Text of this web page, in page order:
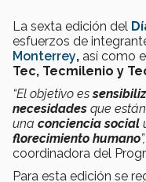
La sexta edición del
esfuerzos de
Monterrey, así como
Tec, Tecmilenio y
“El objetivo es
necesidades que
una conciencia social
florecimiento humano”,
coordinadora del
Para esta edición se